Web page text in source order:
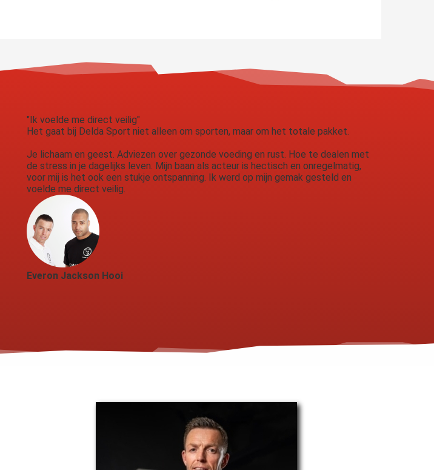
"Ik voelde me direct veilig"
Het gaat bij Delda Sport niet alleen om sporten, maar om het totale pakket.
Je lichaam en geest. Adviezen over gezonde voeding en rust. Hoe te dealen met
de stress in je dagelijks leven. Mijn baan als acteur is hectisch en onregelmatig,
voor mij is het ook een stukje ontspanning. Ik werd op mijn gemak gesteld en
voelde me direct veilig.
Everon Jackson Hooi